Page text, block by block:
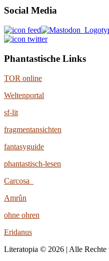
Social Media
Phantastische Links
TOR online
Weltenportal
sf-lit
fragmentansichten
fantasyguide
phantastisch-lesen
Carcosa
Amrûn
ohne ohren
Eridanus
Literatopia © 2026 | Alle Rechte